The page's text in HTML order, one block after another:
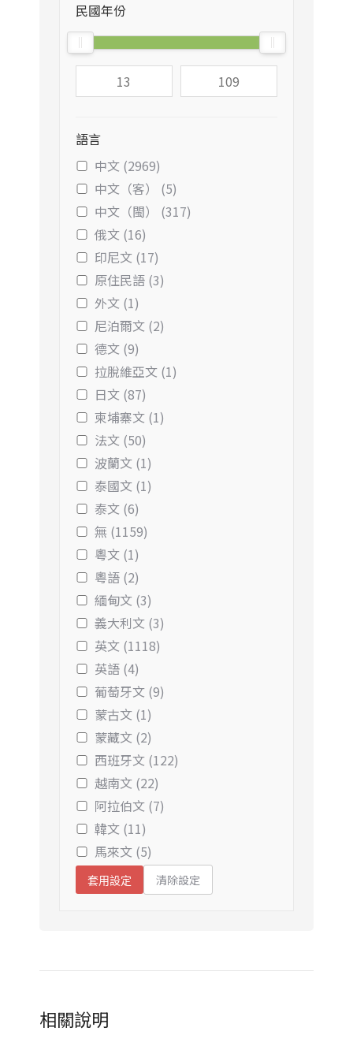
民國年份
語言
中文 (2969)
中文（客） (5)
中文（閩） (317)
俄文 (16)
印尼文 (17)
原住民語 (3)
外文 (1)
尼泊爾文 (2)
德文 (9)
拉脫維亞文 (1)
日文 (87)
柬埔寨文 (1)
法文 (50)
波蘭文 (1)
泰國文 (1)
泰文 (6)
無 (1159)
粵文 (1)
粵語 (2)
緬甸文 (3)
義大利文 (3)
英文 (1118)
英語 (4)
葡萄牙文 (9)
蒙古文 (1)
蒙藏文 (2)
西班牙文 (122)
越南文 (22)
阿拉伯文 (7)
韓文 (11)
馬來文 (5)
套用設定 清除設定
相關說明